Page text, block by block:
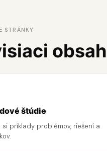
STRÁNKY
štúdie
si príklady problémov, riešení a